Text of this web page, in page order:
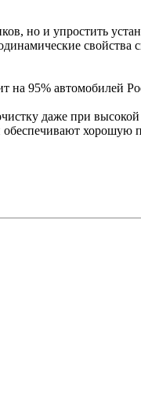
но и упростить
свойства
на 95% автомобилей
даже при высокой
хорошую